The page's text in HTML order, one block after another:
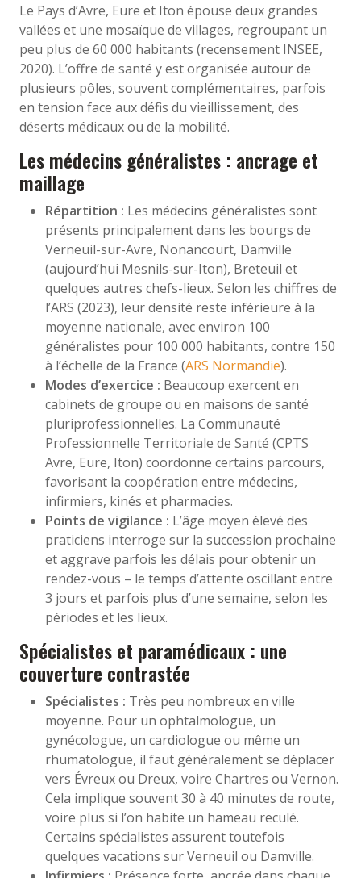
Le Pays d’Avre, Eure et Iton épouse deux grandes
vallées et une mosaïque de villages, regroupant un
peu plus de 60 000 habitants (recensement INSEE,
2020). L’offre de santé y est organisée autour de
plusieurs pôles, souvent complémentaires, parfois
en tension face aux défis du vieillissement, des
déserts médicaux ou de la mobilité.
Les médecins généralistes : ancrage et
maillage
Répartition : Les médecins généralistes sont
présents principalement dans les bourgs de
Verneuil-sur-Avre, Nonancourt, Damville
(aujourd’hui Mesnils-sur-Iton), Breteuil et
quelques autres chefs-lieux. Selon les chiffres de
l’ARS (2023), leur densité reste inférieure à la
moyenne nationale, avec environ 100
généralistes pour 100 000 habitants, contre 150
à l’échelle de la France (ARS Normandie).
Modes d’exercice : Beaucoup exercent en
cabinets de groupe ou en maisons de santé
pluriprofessionnelles. La Communauté
Professionnelle Territoriale de Santé (CPTS
Avre, Eure, Iton) coordonne certains parcours,
favorisant la coopération entre médecins,
infirmiers, kinés et pharmacies.
Points de vigilance : L’âge moyen élevé des
praticiens interroge sur la succession prochaine
et aggrave parfois les délais pour obtenir un
rendez-vous – le temps d’attente oscillant entre
3 jours et parfois plus d’une semaine, selon les
périodes et les lieux.
Spécialistes et paramédicaux : une
couverture contrastée
Spécialistes : Très peu nombreux en ville
moyenne. Pour un ophtalmologue, un
gynécologue, un cardiologue ou même un
rhumatologue, il faut généralement se déplacer
vers Évreux ou Dreux, voire Chartres ou Vernon.
Cela implique souvent 30 à 40 minutes de route,
voire plus si l’on habite un hameau reculé.
Certains spécialistes assurent toutefois
quelques vacations sur Verneuil ou Damville.